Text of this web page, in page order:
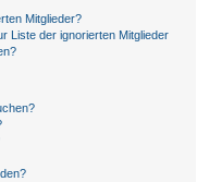
Mitglieder?
Liste der ignorierten Mitglieder